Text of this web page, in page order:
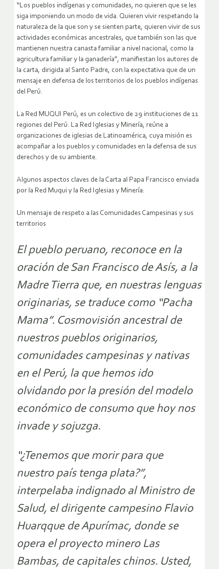
“Los pueblos indígenas y comunidades, no quieren que se les
siga imponiendo un modo de vida. Quieren vivir respetando la
naturaleza de la que son y se sienten parte, quieren vivir de sus
actividades económicas ancestrales, que también son las que
mantienen nuestra canasta familiar a nivel nacional, como la
agricultura familiar y la ganadería”, manifiestan los autores de
la carta, dirigida al Santo Padre, con la expectativa que de un
mensaje en defensa de los territorios de los pueblos indígenas
del Perú.
La Red MUQUI Perú, es un colectivo de 29 instituciones de 11
regiones del Perú. La Red Iglesias y Minería, reúne a
organizaciones de iglesias de Latinoamérica, cuya misión es
acompañar a los pueblos y comunidades en la defensa de sus
derechos y de su ambiente.
Algunos aspectos claves de la Carta al Papa Francisco enviada
por la Red Muqui y la Red Iglesias y Minería:
Un mensaje de respeto a las Comunidades Campesinas y sus
territorios
El pueblo peruano, reconoce en la
oración de San Francisco de Asís, a la
Madre Tierra que, en nuestras lenguas
originarias, se traduce como “Pacha
Mama”. Cosmovisión ancestral de
nuestros pueblos originarios,
comunidades campesinas y nativas
en el Perú, la que hemos ido
olvidando por la presión del modelo
económico de consumo que hoy nos
invade y sojuzga.
“¿Tenemos que morir para que
nuestro país tenga plata?”,
interpelaba indignado al Ministro de
Salud, el dirigente campesino Flavio
Huarqque de Apurímac, donde se
opera el proyecto minero Las
Bambas, de capitales chinos. Usted,